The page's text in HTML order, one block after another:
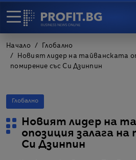
Начало
Глобално
Новият лидер на тайванската
помирение със Си Дзинпин
Глобално
Новият лидер на
опозиция залага на
Си Дзинпин